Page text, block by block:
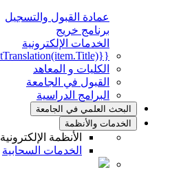
عمادة القبول والتسجيل
برنامج خريج
الخدمات الإلكترونية
{{mmc.getCurrentTranslation(item.Title)}}
الكليات و المعاهد
القبول في الجامعة
البرامج الدراسية
البحث العلمي في الجامعة
الخدمات والأنظمة
الأنظمة الإلكترونية
الخدمات السحابية